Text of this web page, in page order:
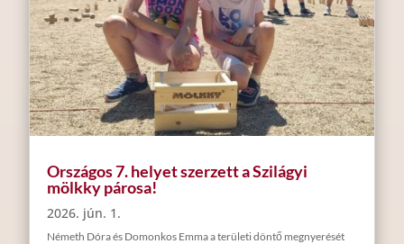
Országos 7. helyet szerzett a Szilágyi
mölkky párosa!
2026. jún. 1.
Németh Dóra és Domonkos Emma a területi döntő megnyerését